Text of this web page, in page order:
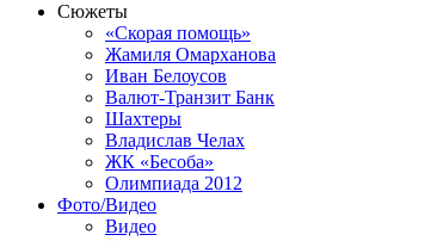
Сюжеты
«Скорая помощь»
Жамиля Омарханова
Иван Белоусов
Валют-Транзит Банк
Шахтеры
Владислав Челах
ЖК «Бесоба»
Олимпиада 2012
Фото/Видео
Видео